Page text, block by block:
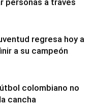
regresa hoy a
a su campeón
colombiano no
cancha